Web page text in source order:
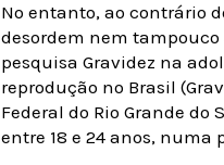
No entanto, ao contrário
desordem nem
pesquisa Gravidez na
reprodução no Brasil
Federal do Rio Grande do
entre 18 e 24 anos,